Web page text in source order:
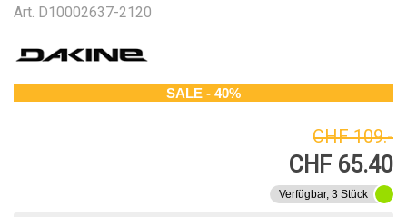
Art. D10002637-2120
SALE - 40%
CHF 109.-
CHF 65.40
Verfügbar, 3 Stück